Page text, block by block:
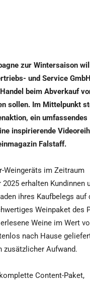
zur Wintersaison
und Service
beim Abverkauf
sollen. Im Mittelpunkt
ein umfassendes
inspirierende
Falstaff.
Weingeräts im Zeitraum
erhalten Kundinnen
ihres Kaufbelegs auf
Weinpaket des
Weine im Wert
nach Hause
zusätzlicher Aufwand.
Content-Paket,